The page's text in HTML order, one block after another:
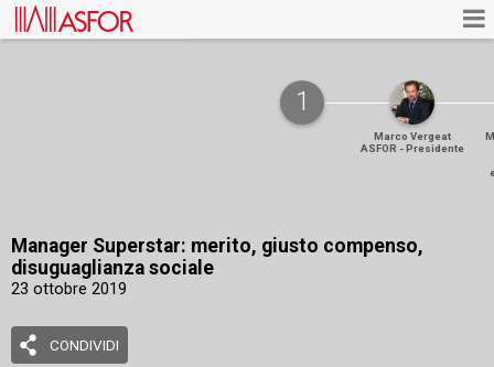
1
Marco Vergeat
ASFOR - Presidente
Manager Superstar: merito, giusto compenso,
disuguaglianza sociale
23 ottobre 2019
CONDIVIDI